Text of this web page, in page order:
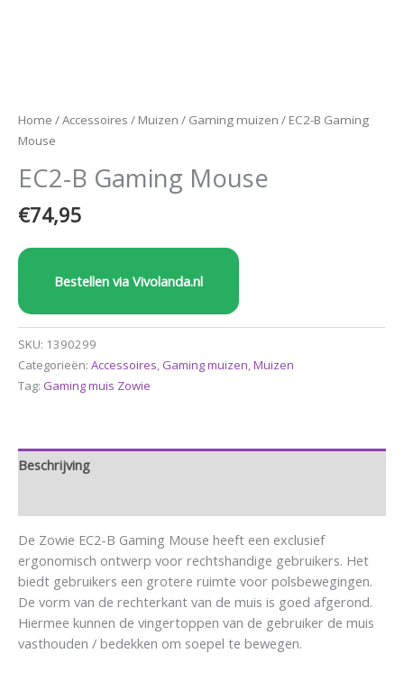
Home /Accessoires / Muizen / Gaming muizen / EC2-B Gaming
Mouse
EC2-B Gaming Mouse
€74,95
Bestellen via Vivolanda.nl
SKU: 1390299
Categorieën: Accessoires, Gaming muizen,Muizen
Tag: Gaming muis Zowie
Beschrijving
De Zowie EC2-B Gaming Mouse heeft een exclusief
ergonomisch ontwerp voor rechtshandige gebruikers. Het
biedt gebruikers een grotere ruimte voor polsbewegingen.
De vorm van de rechterkant van de muis is goed afgerond.
Hiermee kunnen de vingertoppen van de gebruiker de muis
vasthouden / bedekken om soepel te bewegen.